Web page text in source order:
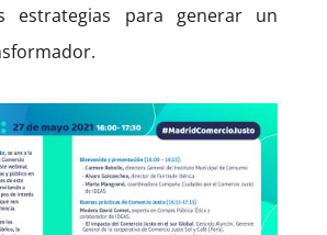
estrategias para generar un